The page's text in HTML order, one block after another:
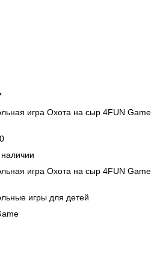
игра Охота на сыр 4FUN Game
игра Охота на сыр 4FUN Game
игры для детей